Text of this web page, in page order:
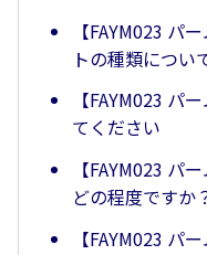
【FAYM023 パ
トの種類につい
【FAYM023 パ
てください
【FAYM023 パ
どの程度ですか
【FAYM023 パ